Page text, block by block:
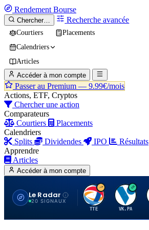
Rendement Bourse
Chercher… Recherche avancée
Courtiers
Placements
Calendriers
Articles
Accéder à mon compte
Passer au Premium — 9.99€/mois
Actions, ETF, Cryptos
Chercher une action
Comparateurs
Courtiers
Placements
Calendriers
Splits
Dividendes IPO
Résultats
Apprendre
Articles
Accéder à mon compte
Le Radar
20 SIGNAUX
T
TTE
V
VK.PA